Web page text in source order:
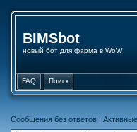
BIMSbot
новый бот для фарма в WoW
FAQ Поиск
Сообщения без ответов |